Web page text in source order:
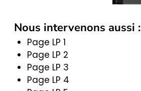
Nous intervenons aussi :
Page LP 1
Page LP 2
Page LP 3
Page LP 4